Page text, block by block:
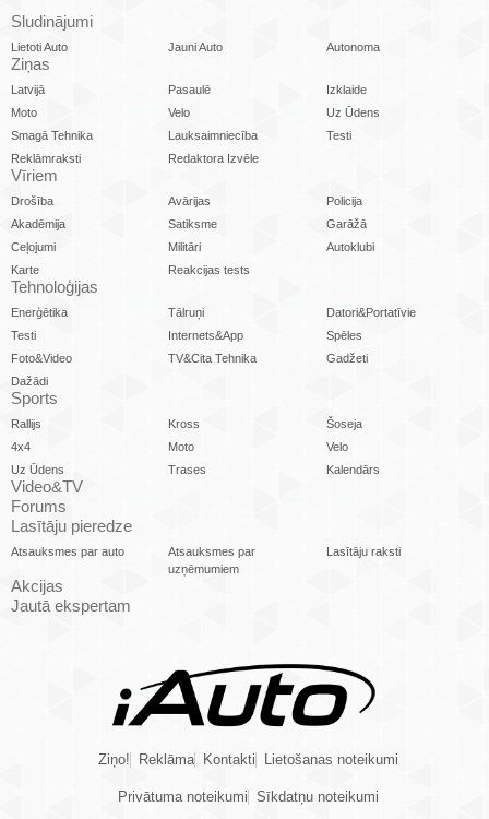
Sludinājumi
Lietoti Auto Jauni Auto Autonoma
Ziņas
Latvijā Pasaulē
Izklaide
Moto
Velo
Uz Ūdens
Smagā Tehnika
Lauksaimniecība
Testi
Reklāmraksti
Redaktora Izvēle
Vīriem
Drošība Avārijas
Policija
Akadēmija
Satiksme
Garāžā
Ceļojumi
Militāri
Autoklubi
Karte
Reakcijas tests
Tehnoloģijas
Enerģētika Tālruņi
Datori&Portatīvie
Testi
Internets&App
Spēles
Foto&Video
TV&Cita Tehnika
Gadžeti
Dažādi
Sports
Rallijs Kross
Šoseja
4x4
Moto
Velo
Uz Ūdens
Trases Kalendārs
Video&TV
Forums
Lasītāju pieredze
Atsauksmes par auto
Atsauksmes par
uzņēmumiem
Lasītāju raksti
Akcijas
Jautā ekspertam
Ziņo! Reklāma Kontakti Lietošanas noteikumi
Privātuma noteikumi Sīkdatņu noteikumi